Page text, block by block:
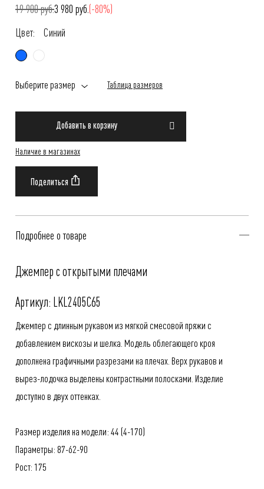
19 900 руб.3 980 руб.(-80%)
Цвет:
Синий
Выберите размер Таблица размеров
Добавить в корзину
Наличие в магазинах
Подробнее о товаре
Джемпер с открытыми плечами
Артикул: LKL2405C65
Джемпер с длинным рукавом из мягкой смесовой пряжи с
добавлением вискозы и шелка. Модель облегающего кроя
дополнена графичными разрезами на плечах. Верх рукавов и
вырез-лодочка выделены контрастными полосками. Изделие
доступно в двух оттенках.
Размер изделия на модели: 44 (4-170)
Параметры: 87-62-90
Рост: 175